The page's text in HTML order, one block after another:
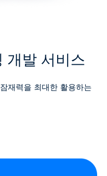
개발 서비스
재력을 최대한 활용하는